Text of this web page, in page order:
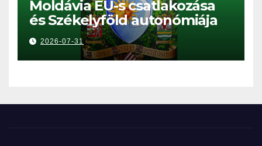
Moldávia EU-s csatlakozása
és Székelyföld autonómiája
2026-07-31